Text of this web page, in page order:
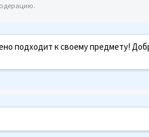
подходит к своему предмету!